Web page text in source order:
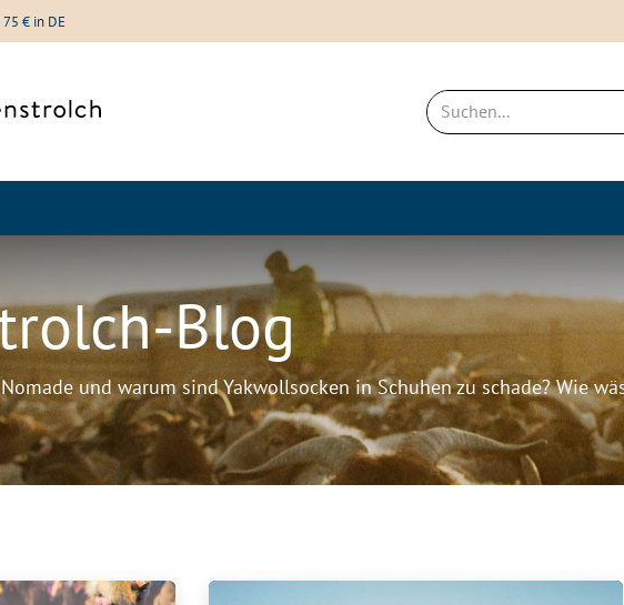
75 € in DE
Blog
und warum sind Yakwollsocken in Schuhen zu schade? Wie